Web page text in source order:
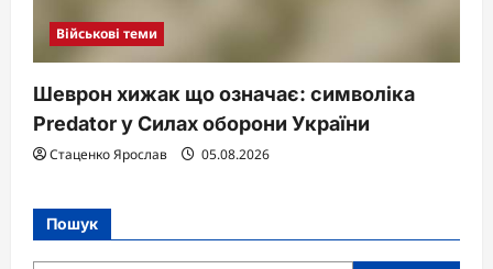
Військові теми
Шеврон хижак що означає: символіка
Predator у Силах оборони України
Стаценко Ярослав 05.08.2026
Пошук